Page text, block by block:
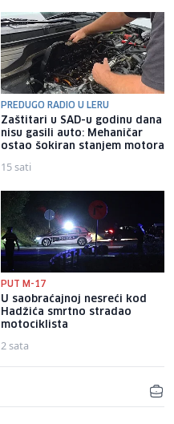
PREDUGO RADIO U LERU
Zaštitari u SAD-u godinu dana
nisu gasili auto: Mehaničar
ostao šokiran stanjem motora
15 sati
PUT M-17
U saobraćajnoj nesreći kod
Hadžića smrtno stradao
motociklista
2 sata